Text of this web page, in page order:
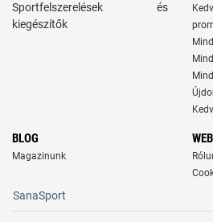
Sportfelszerelések és
kiegészítők
BLOG
Magazinunk
SanaSport